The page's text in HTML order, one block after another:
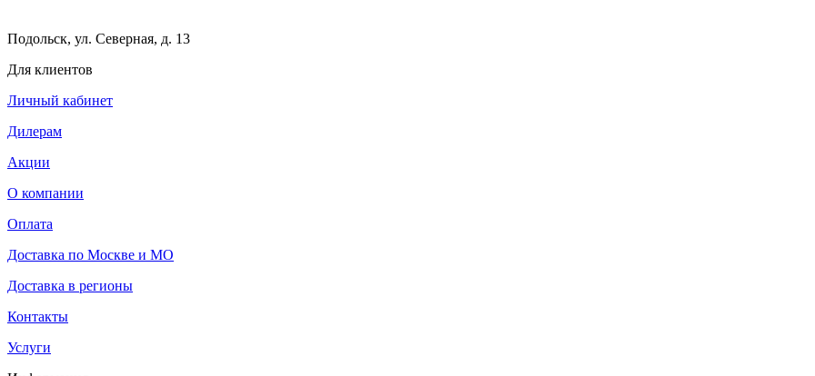
Подольск, ул. Северная, д. 13
Для клиентов
Личный кабинет
Дилерам
Акции
О компании
Оплата
Доставка по Москве и МО
Доставка в регионы
Контакты
Услуги